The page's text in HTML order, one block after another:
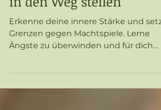
in den Weg stellen
Erkenne deine innere Stärke und
Grenzen gegen Machtspiele. Lerne
einzustehen.